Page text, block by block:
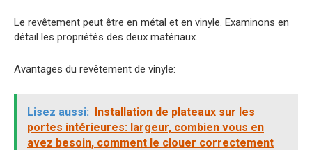
Le revêtement peut être en métal et en vinyle. Examinons en
détail les propriétés des deux matériaux.
Avantages du revêtement de vinyle:
Lisez aussi: Installation de plateaux sur les
portes intérieures: largeur, combien vous en
avez besoin, comment le clouer correctement